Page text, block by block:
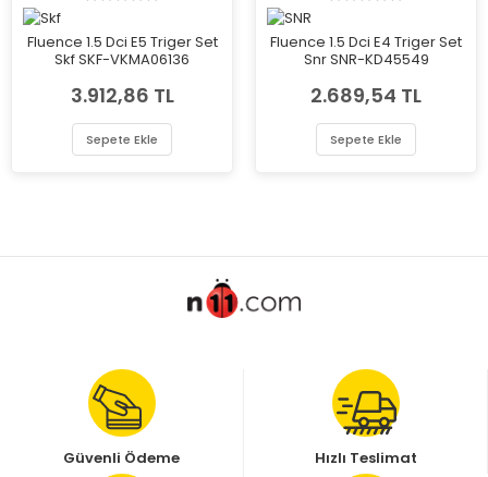
Fluence 1.5 Dci E5 Triger Set
Skf SKF-VKMA06136
3.912,86 TL
Sepete Ekle
Fluence 1.5 Dci E4 Triger Set
Snr SNR-KD45549
2.689,54 TL
Sepete Ekle
Güvenli Ödeme Hızlı Teslimat